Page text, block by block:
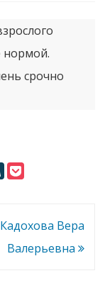
нормой.
срочно
Кадохова Вера
Валерьевна